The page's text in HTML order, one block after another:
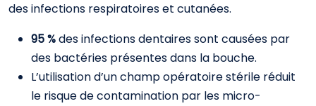
des infections respiratoires et cutanées.
95 %des infections dentaires sont causées par
des bactéries présentes dans la bouche.
L’utilisation d’un champ opératoire stérile réduit
le risque de contamination par les micro-